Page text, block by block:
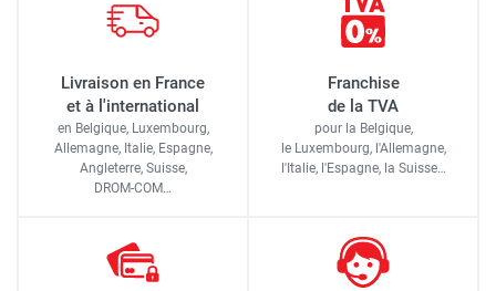
Livraison en France
et à l'international
en Belgique, Luxembourg,
Allemagne, Italie, Espagne,
Angleterre, Suisse,
DROM-COM…
Franchise
de la TVA
pour la Belgique,
le Luxembourg, l'Allemagne,
l'Italie, l'Espagne, la Suisse…